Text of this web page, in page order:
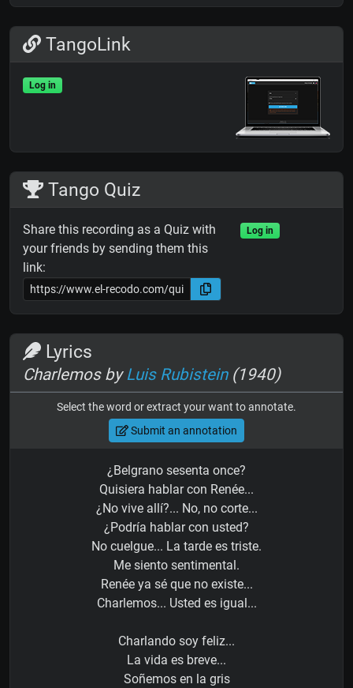
TangoLink
Log in
Tango Quiz
Share this recording as a Quiz with
your friends by sending them this
link:
Log in
Lyrics
Charlemos byLuis Rubistein(1940)
Select the word or extract your want to annotate.
Submit an annotation
¿Belgrano sesenta once?
Quisiera hablar con Renée...
¿No vive allí?... No, no corte...
¿Podría hablar con usted?
No cuelgue... La tarde es triste.
Me siento sentimental.
Renée ya sé que no existe...
Charlemos... Usted es igual...
Charlando soy feliz...
La vida es breve...
Soñemos en la gris